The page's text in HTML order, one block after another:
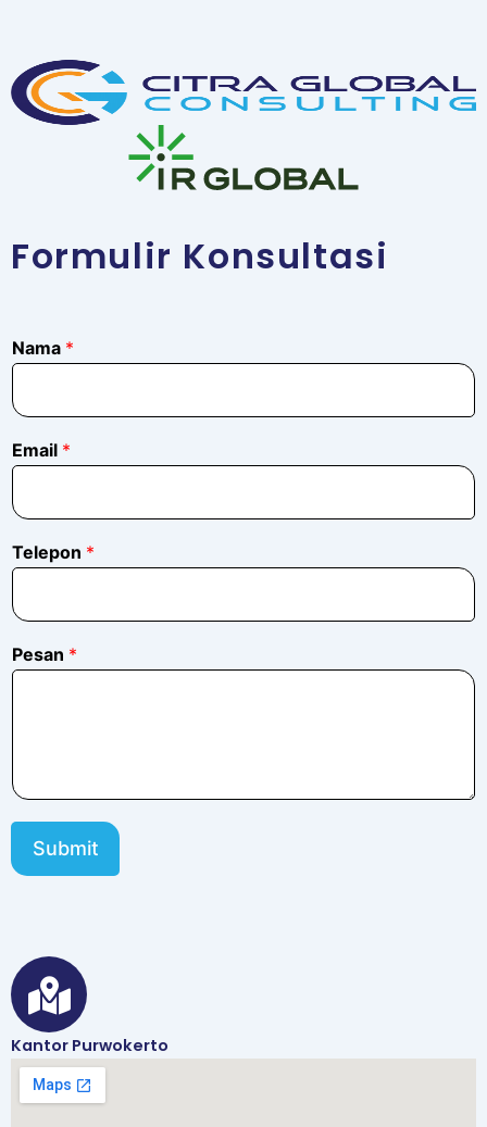
Formulir Konsultasi
N
a
a
*
Nama *
Email *
Telepon *
Pesan *
Submit
Kantor Purwokerto